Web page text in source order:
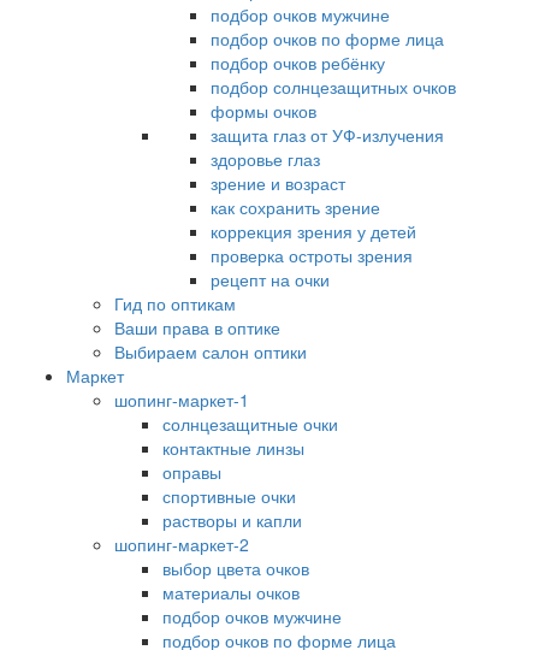
подбор очков мужчине
подбор очков по форме лица
подбор очков ребёнку
подбор солнцезащитных очков
формы очков
защита глаз от УФ-излучения
здоровье глаз
зрение и возраст
как сохранить зрение
коррекция зрения у детей
проверка остроты зрения
рецепт на очки
Гид по оптикам
Ваши права в оптике
Выбираем салон оптики
Маркет
шопинг-маркет-1
солнцезащитные очки
контактные линзы
оправы
спортивные очки
растворы и капли
шопинг-маркет-2
выбор цвета очков
материалы очков
подбор очков мужчине
подбор очков по форме лица